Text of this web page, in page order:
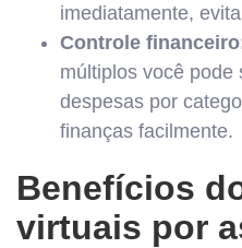
imediatamente,
Controle
múltiplos você pode
despesas por
finanças facilmente.
Benefícios
virtuais por